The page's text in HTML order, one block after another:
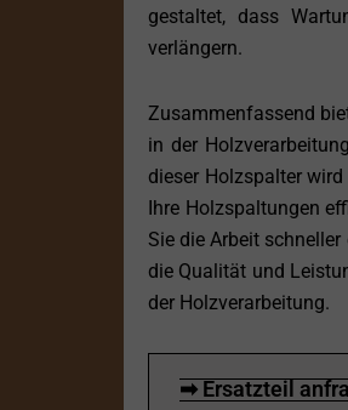
gestaltet, dass
verlängern.
Zusammenfassend
in der
dieser Holzspalter
Ihre Holzspaltungen
Sie die Arbeit
die Qualität und
der Holzverarbeitung.
➡ Ersatzteil